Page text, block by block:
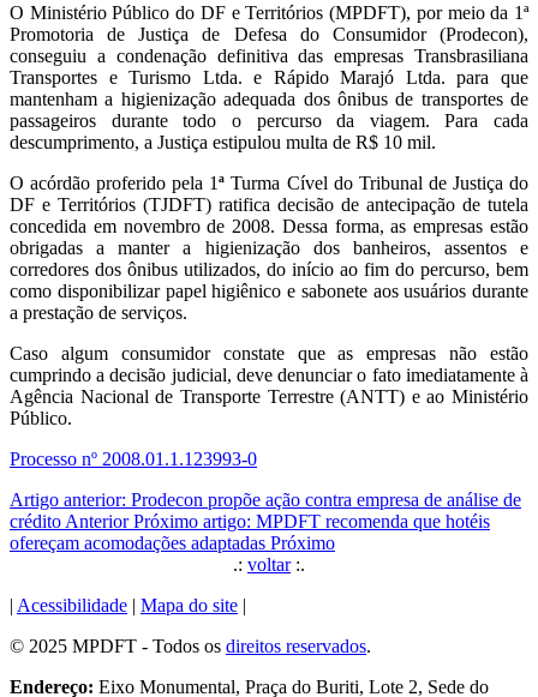
O Ministério Público do DF e Territórios (MPDFT), por meio da 1ª
Promotoria de Justiça de Defesa do Consumidor (Prodecon),
conseguiu a condenação definitiva das empresas Transbrasiliana
Transportes e Turismo Ltda. e Rápido Marajó Ltda. para que
mantenham a higienização adequada dos ônibus de transportes de
passageiros durante todo o percurso da viagem. Para cada
descumprimento, a Justiça estipulou multa de R$ 10 mil.
O acórdão proferido pela 1ª Turma Cível do Tribunal de Justiça do
DF e Territórios (TJDFT) ratifica decisão de antecipação de tutela
concedida em novembro de 2008. Dessa forma, as empresas estão
obrigadas a manter a higienização dos banheiros, assentos e
corredores dos ônibus utilizados, do início ao fim do percurso, bem
como disponibilizar papel higiênico e sabonete aos usuários durante
a prestação de serviços.
Caso algum consumidor constate que as empresas não estão
cumprindo a decisão judicial, deve denunciar o fato imediatamente à
Agência Nacional de Transporte Terrestre (ANTT) e ao Ministério
Público.
Processo nº 2008.01.1.123993-0
Artigo anterior: Prodecon propõe ação contra empresa de análise de
crédito Anterior Próximo artigo: MPDFT recomenda que hotéis
ofereçam acomodações adaptadas Próximo
.: voltar:.
| Acessibilidade | Mapa do site |
© 2025 MPDFT - Todos os direitos reservados.
Endereço: Eixo Monumental, Praça do Buriti, Lote 2, Sede do